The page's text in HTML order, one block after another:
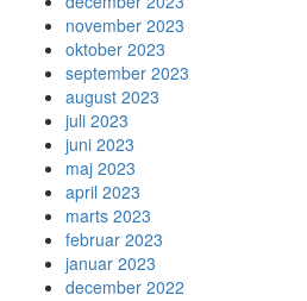
november 2023
oktober 2023
september 2023
august 2023
juli 2023
juni 2023
maj 2023
april 2023
marts 2023
februar 2023
januar 2023
december 2022